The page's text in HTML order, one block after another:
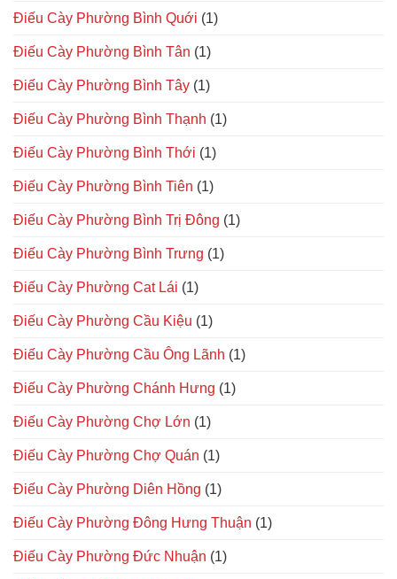
Điếu Cày Phường Bình Quới (1)
Điếu Cày Phường Bình Tân (1)
Điếu Cày Phường Bình Tây (1)
Điếu Cày Phường Bình Thạnh (1)
Điếu Cày Phường Bình Thới (1)
Điếu Cày Phường Bình Tiên (1)
Điếu Cày Phường Bình Trị Đông (1)
Điếu Cày Phường Bình Trưng (1)
Điếu Cày Phường Cat Lái (1)
Điếu Cày Phường Cầu Kiệu (1)
Điếu Cày Phường Cầu Ông Lãnh (1)
Điếu Cày Phường Chánh Hưng (1)
Điếu Cày Phường Chợ Lớn (1)
Điếu Cày Phường Chợ Quán (1)
Điếu Cày Phường Diên Hồng (1)
Điếu Cày Phường Đông Hưng Thuận (1)
Điếu Cày Phường Đức Nhuận (1)